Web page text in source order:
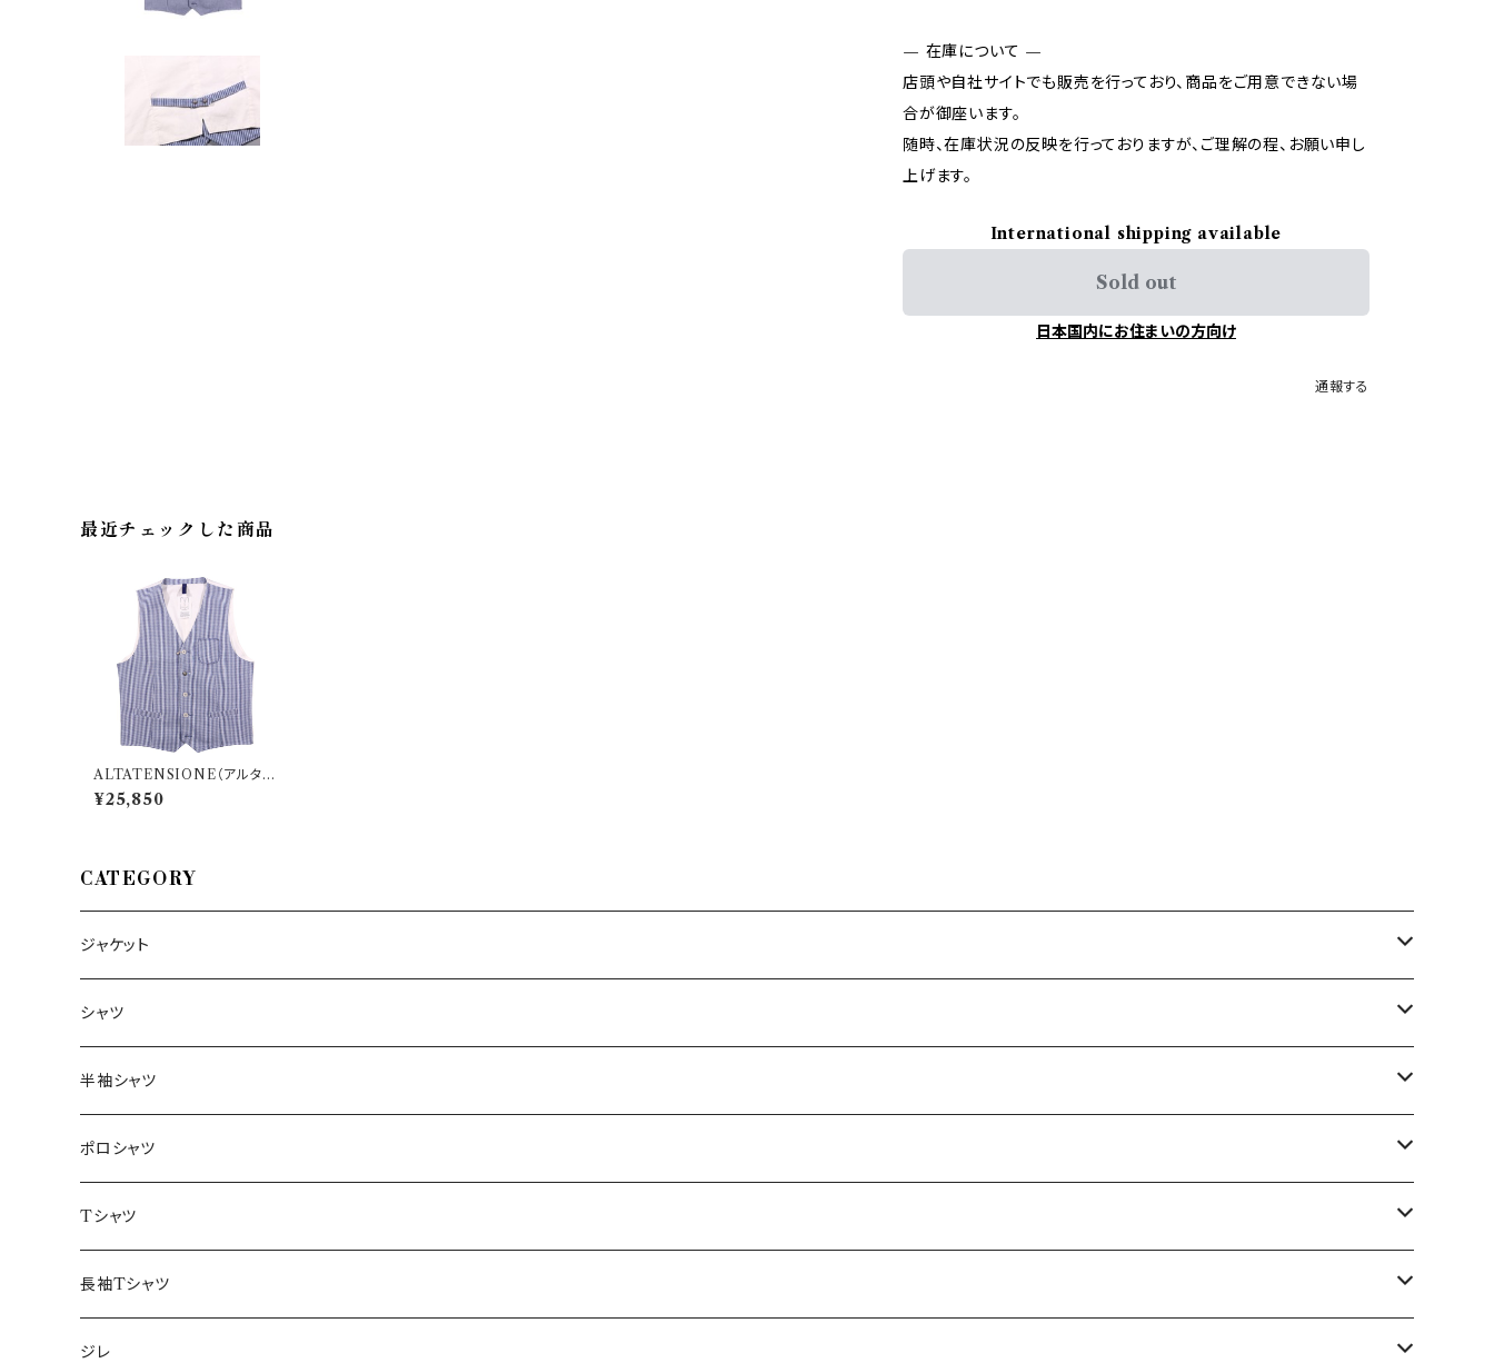
— 在庫について —
店頭や自社サイトでも販売を行っており、商品をご用意できない場
合が御座います。
随時、在庫状況の反映を行っておりますが、ご理解の程、お願い申し
上げます。
International shipping available
Sold out
日本国内にお住まいの方向け
通報する
最近チェックした商品
ALTATENSIONE（アルタテ
ンシオン） ジレ bravo 3508
4
¥25,850
CATEGORY
ジャケット
～44/S
46/M
48/L
50/XL～
シャツ
～44/S
46/M
48/L
50/XL～
半袖シャツ
～44/S
46/M
48/L
50/XL～
ポロシャツ
～44/S
46/M
48/L
Tシャツ
～44/S
46/M
長袖Tシャツ
～44/S
ジレ